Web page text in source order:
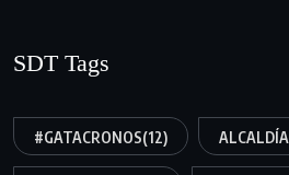
SDT Tags
#GATACRONOS(12) ALCALDÍA